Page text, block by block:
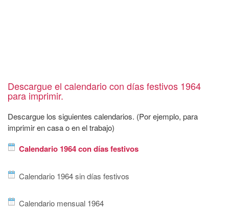
Descargue el calendario con días festivos 1964
para imprimir.
Descargue los siguientes calendarios. (Por ejemplo, para
imprimir en casa o en el trabajo)
Calendario 1964 con días festivos
Calendario 1964 sin días festivos
Calendario mensual 1964